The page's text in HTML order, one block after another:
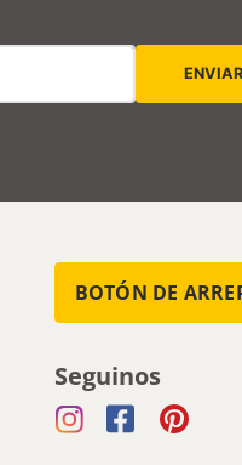
BOTÓN DE
Seguinos